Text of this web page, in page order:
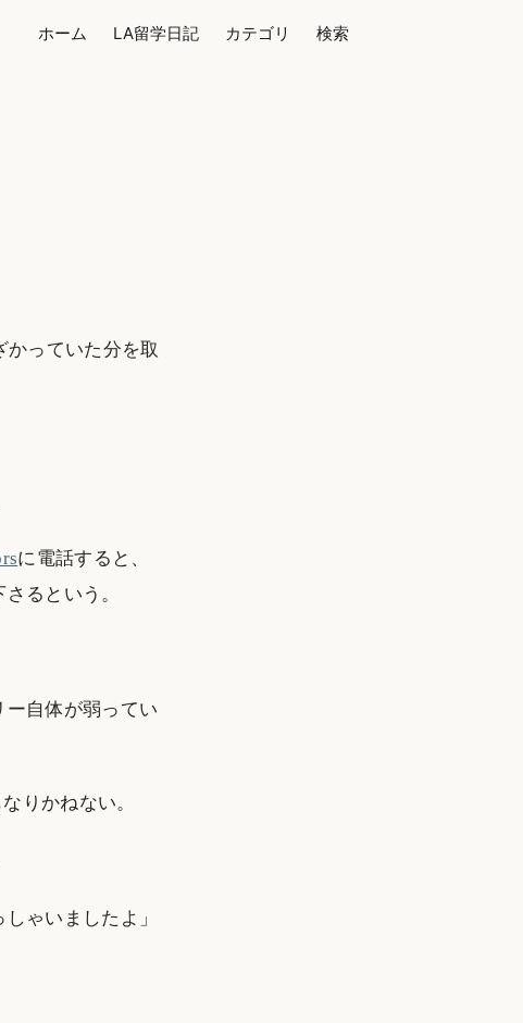
ホーム LA留学日記 カテゴリ 検索
っていた分を取
に電話すると、
るという。
自体が弱ってい
りかねない。
ゃいましたよ」